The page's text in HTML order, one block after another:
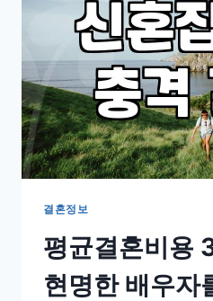
결혼정보
평균결혼비용
현명한 배우자